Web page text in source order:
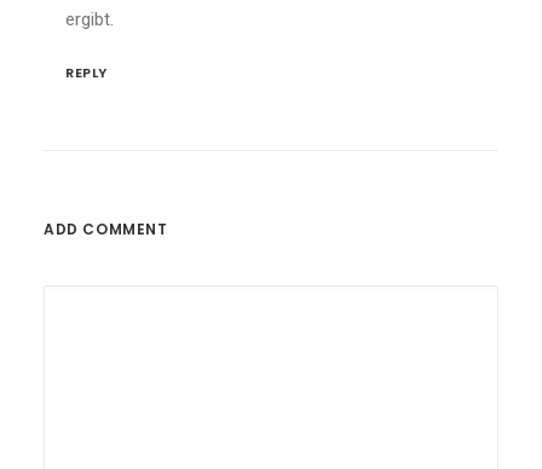
ergibt.
REPLY
ADD COMMENT